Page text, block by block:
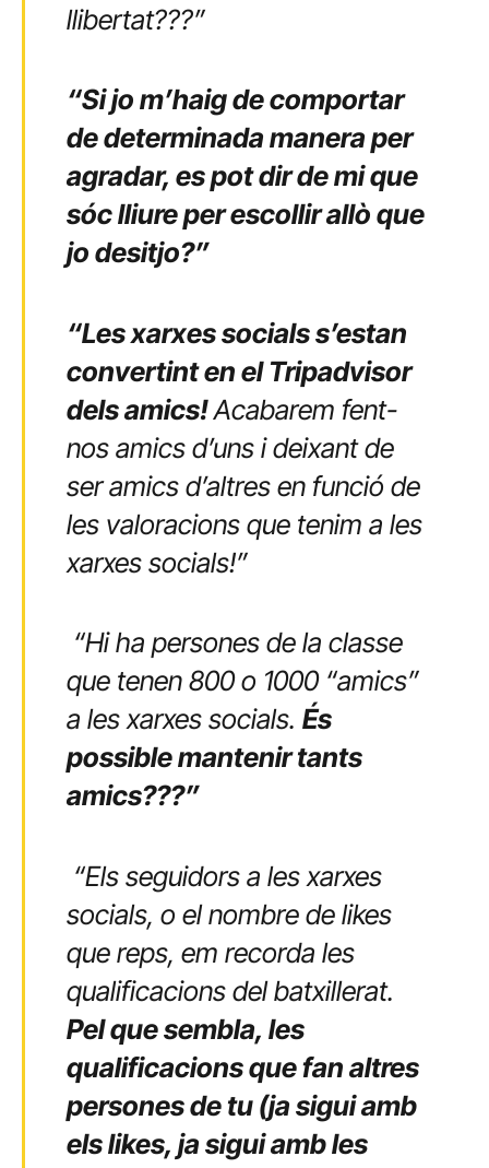
llibertat???”
“Si jo m’haig de comportar
de determinada manera per
agradar, es pot dir de mi que
sóc lliure per escollir allò que
jo desitjo?”
“Les xarxes socials s’estan
convertint en el Tripadvisor
dels amics!Acabarem fent-
nos amics d’uns i deixant de
ser amics d’altres en funció de
les valoracions que tenim a les
xarxes socials!”
“Hi ha persones de la classe
que tenen 800 o 1000 “amics”
a les xarxes socials. És
possible mantenir tants
amics???”
“Els seguidors a les xarxes
socials, o el nombre de likes
que reps, em recorda les
qualificacions del batxillerat.
Pel que sembla, les
qualificacions que fan altres
persones de tu (ja sigui amb
els likes, ja sigui amb les